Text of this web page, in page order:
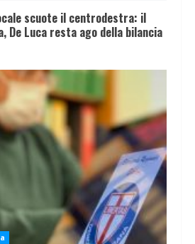
scuote il centrodestra: il
De Luca resta ago della bilancia